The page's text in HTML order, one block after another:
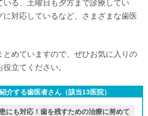
いる、土曜日も夕方まで診療してい
に対応しているなど、さまざまな歯医
とめていますので、ぜひお気に入りの
立てください。
介する歯医者さん（該当13医院）
にも対応！歯を残すための治療に努めて